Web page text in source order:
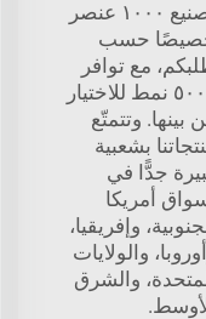
تصنيع ١٠٠٠ عنصر
حسب
مع توافر
٥٠٠٠ نمط للاختيار
بينها. وتتمتّع
بشعبية
جدًّا في
أمريكا
وإفريقيا،
والولايات
والشرق